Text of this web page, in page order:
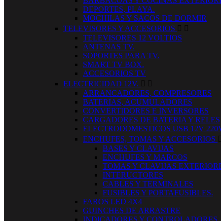
DEPORTES, PLAYA.
MOCHILAS Y SACOS DE DORMIR
TELEVISORES Y ACCESORIOS  
TELEVISORES 12 VOLTIOS
ANTENAS TV.
SOPORTES PARA TV.
SMART TV BOX.
ACCESORIOS TV
ELECTRICIDAD 12V.  
ARRANCADORES, COMPRESORES
BATERIAS, ACUMULADORES
CONVERTIDORES E INVERSORES
CARGADORES DE BATERIA Y RELES
ELECTRODOMESTICOS USB 12V
ENCHUFES, TOMAS Y ACCESORIOS 
BASES Y CLAVIJAS
ENCHUFES Y MARCOS
TOMAS Y CLAVIJAS
INTERUCTORES
CABLES Y TERMINALES
FUSIBLES Y PORTAFUSIBLES.
FAROS LED 4X4
GUINCHES DE ARRASTRE
INDICADORES Y CONTROLADORES